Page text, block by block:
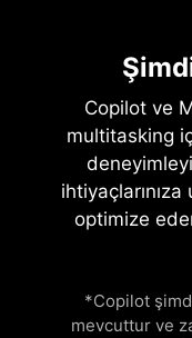
Copilot ve
multitasking
optimize
*Copilot
mevcuttur ve